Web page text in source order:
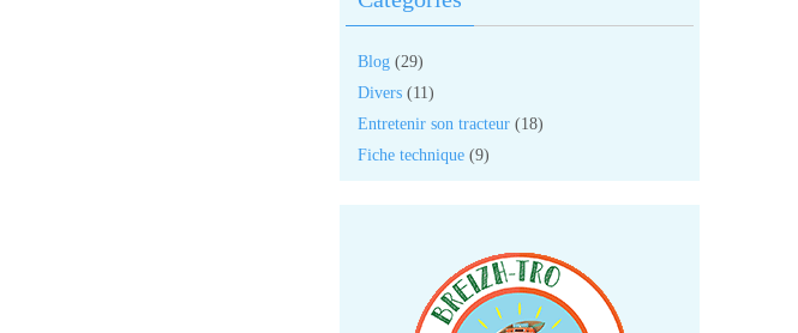
Blog (29)
Divers (11)
Entretenir son tracteur (18)
Fiche technique (9)